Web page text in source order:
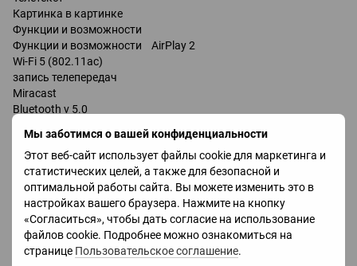
Мы заботимся о вашей конфиденциальности
Этот веб-сайт использует файлы cookie для маркетинга и
статистических целей, а также для безопасной и
оптимальной работы сайта. Вы можете изменить это в
настройках вашего браузера. Нажмите на кнопку
«Согласиться», чтобы дать согласие на использование
файлов cookie. Подробнее можно ознакомиться на
странице Пользовательское соглашение.
Картинка в картинке
Функции и возможности
Функции и возможности AirPlay 2
Wi-Fi 5 (802.11ac)
запись телепередач
Miracast
Bluetooth v 5.0
управление голосом
мультимедийный (аэропульт)
Amazon Alexa
Разъемы
Входы USB 3 шт
LAN
HDMI 4 шт